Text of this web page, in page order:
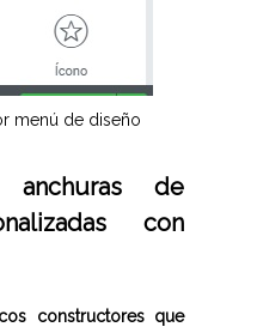
menú de diseño
anchuras de
con
constructores que